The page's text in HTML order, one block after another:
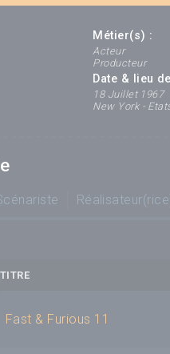
Métier(s) :
Acteur
Producteur
Date & lieu
18 Juillet 1967
New York -
TITRE
Fast & Furious 11